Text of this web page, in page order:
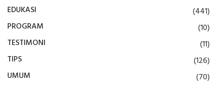
EDUKASI
(441)
PROGRAM
(10)
TESTIMONI
(11)
TIPS
(126)
UMUM
(70)